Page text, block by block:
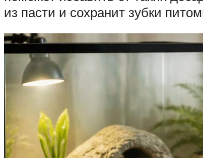
из пасти и сохранит зубки